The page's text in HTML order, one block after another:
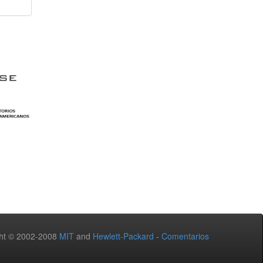
© 2002-2008 MIT and Hewlett-Packard - Comentarios